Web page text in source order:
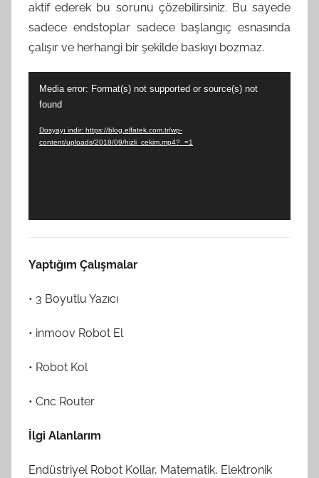
aktif ederek bu sorunu çözebilirsiniz. Bu sayede
sadece endstoplar sadece başlangıç esnasında
çalışır ve herhangi bir şekilde baskıyı bozmaz.
oynatıcı
Media error: Format(s) not supported or source(s) not
found
Dosyayı indir: https://blog.elfatek.com.tr/wp-
content/uploads/2018/09/hizli_cekim.mp4?_=1
Yaptığım Çalışmalar
• 3 Boyutlu Yazıcı
• inmoov Robot El
• Robot Kol
• Cnc Router
İlgi Alanlarım
Endüstriyel Robot Kollar, Matematik, Elektronik